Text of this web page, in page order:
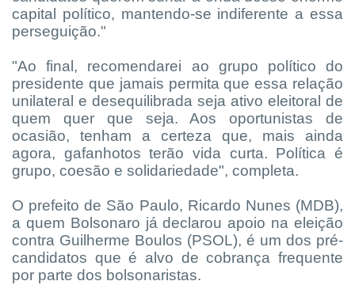
capital político, mantendo-se indiferente a essa
perseguição."
"Ao final, recomendarei ao grupo político do
presidente que jamais permita que essa relação
unilateral e desequilibrada seja ativo eleitoral de
quem quer que seja. Aos oportunistas de
ocasião, tenham a certeza que, mais ainda
agora, gafanhotos terão vida curta. Política é
grupo, coesão e solidariedade", completa.
O prefeito de São Paulo, Ricardo Nunes (MDB),
a quem Bolsonaro já declarou apoio na eleição
contra Guilherme Boulos (PSOL), é um dos pré-
candidatos que é alvo de cobrança frequente
por parte dos bolsonaristas.